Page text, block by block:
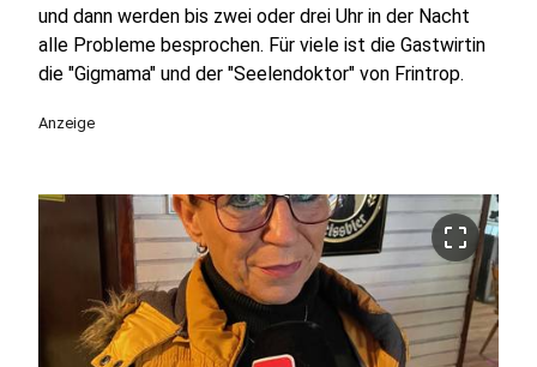
und dann werden bis zwei oder drei Uhr in der Nacht
alle Probleme besprochen. Für viele ist die Gastwirtin
die "Gigmama" und der "Seelendoktor" von Frintrop.
Anzeige
crop_free